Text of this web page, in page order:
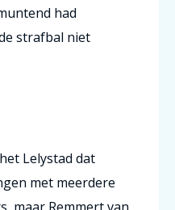
had
strafbal niet
Lelystad dat
met meerdere